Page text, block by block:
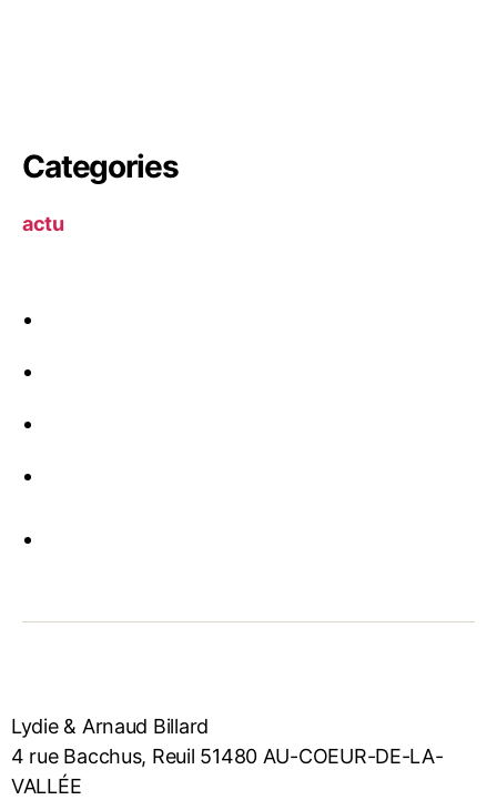
Categories
actu
Lydie & Arnaud Billard
4 rue Bacchus, Reuil 51480 AU-COEUR-DE-LA-
VALLÉE